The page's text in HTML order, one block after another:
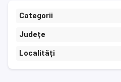
Categorii
Județe
Localități